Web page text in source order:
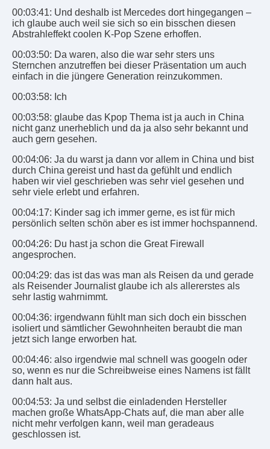
00:03:41: Und deshalb ist Mercedes dort hingegangen –
ich glaube auch weil sie sich so ein bisschen diesen
Abstrahleffekt coolen K-Pop Szene erhoffen.
00:03:50: Da waren, also die war sehr sters uns
Sternchen anzutreffen bei dieser Präsentation um auch
einfach in die jüngere Generation reinzukommen.
00:03:58: Ich
00:03:58: glaube das Kpop Thema ist ja auch in China
nicht ganz unerheblich und da ja also sehr bekannt und
auch gern gesehen.
00:04:06: Ja du warst ja dann vor allem in China und bist
durch China gereist und hast da gefühlt und endlich
haben wir viel geschrieben was sehr viel gesehen und
sehr viele erlebt und erfahren.
00:04:17: Kinder sag ich immer gerne, es ist für mich
persönlich selten schön aber es ist immer hochspannend.
00:04:26: Du hast ja schon die Great Firewall
angesprochen.
00:04:29: das ist das was man als Reisen da und gerade
als Reisender Journalist glaube ich als allererstes als
sehr lastig wahrnimmt.
00:04:36: irgendwann fühlt man sich doch ein bisschen
isoliert und sämtlicher Gewohnheiten beraubt die man
jetzt sich lange erworben hat.
00:04:46: also irgendwie mal schnell was googeln oder
so, wenn es nur die Schreibweise eines Namens ist fällt
dann halt aus.
00:04:53: Ja und selbst die einladenden Hersteller
machen große WhatsApp-Chats auf, die man aber alle
nicht mehr verfolgen kann, weil man geradeaus
geschlossen ist.